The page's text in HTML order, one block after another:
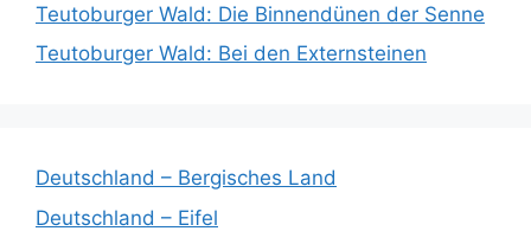
Teutoburger Wald: Die Binnendünen der Senne
Teutoburger Wald: Bei den Externsteinen
Deutschland – Bergisches Land
Deutschland – Eifel